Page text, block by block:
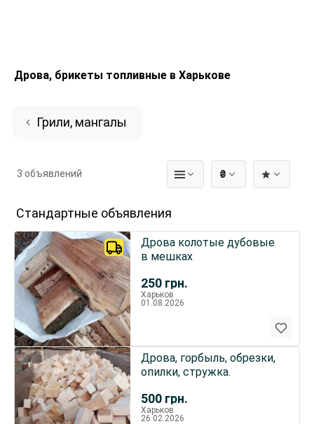
Дрова, брикеты топливные в Харькове
Грили, мангалы
₴
3 объявлений
Стандартные объявления
250 грн.
Дрова колотые дубовые
в мешках
Харьков
01.08.2026
500 грн.
Дрова, горбыль, обрезки,
опилки, стружка.
Харьков
26.02.2026